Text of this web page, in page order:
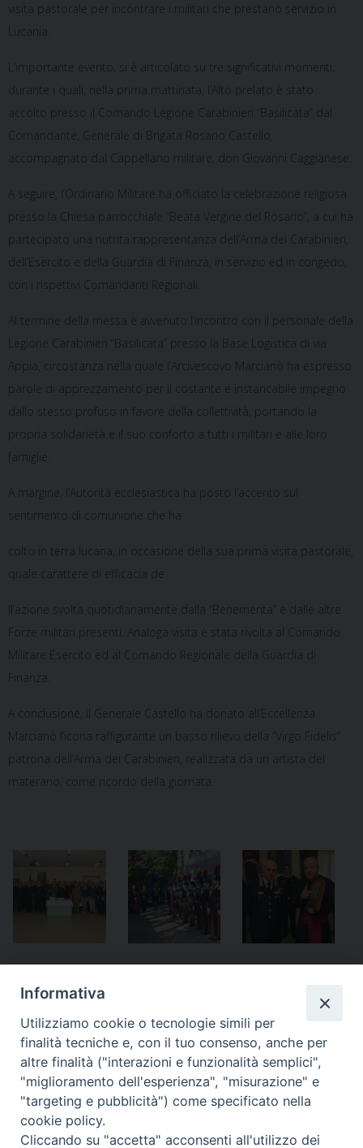
visita pastorale per incontrare i militari che prestano servizio in
Lucania.
L’importante evento, si è articolato su tre significativi momenti,
durante i quali, nella prima mattinata, l’Alto prelato è stato
accolto presso il Comando Legione Carabinieri “Basilicata” dal
Comandante, Generale di Brigata Rosario Castello,
accompagnato dal Cappellano militare, don Giovanni Caggianese.
A seguire, l’Ordinario Militare ha officiato la celebrazione religiosa
presso la Chiesa parrocchiale “Beata Vergine del Rosario”, a cui ha
partecipato una nutrita rappresentanza dell’Arma dei Carabinieri,
dell’Esercito e della Guardia di Finanza, in servizio ed in congedo,
con i rispettivi Comandanti Regionali.
Al termine della messa è avvenuto l’incontro con il personale della
Legione Carabinieri “Basilicata” presso la Base Logistica di via
Appia, circostanza nella quale l’Arcivescovo Marcianò ha espresso
parole di apprezzamento per il costante e instancabile impegno
dallo stesso profuso in favore della collettività, portando la
propria solidarietà e il suo conforto a tutti i militari e alle loro
famiglie.
A margine, l’Autorità ecclesiastica ha posto l’accento sul
sentimento di comunione che ha
colto in terra lucana, in occasione della sua prima visita pastorale,
quale carattere di efficacia de
ll’azione svolta quotidianamente dalla “Benemerita” e dalle altre
Forze militari presenti. Analoga visita è stata rivolta al Comando
Militare Esercito ed al Comando Regionale della Guardia di
Finanza.
A conclusione, il Generale Castello ha donato all’Eccellenza
Marcianò l’icona raffigurante un basso rilievo della “Virgo Fidelis”
patrona dell’Arma dei Carabinieri, realizzata da un artista del
materano, come ricordo della giornata.
Ottobre, mese dedicato alle
missioni – Lettera di padre
Faraci, Direttore dell’Ufficio
Missionario
Salerno – Visita del Patriarca
di Antiochia a Salerno e Amalfi
Informativa
Utilizziamo cookie o tecnologie simili per
finalità tecniche e, con il tuo consenso, anche per
altre finalità ("interazioni e funzionalità semplici",
"miglioramento dell'esperienza", "misurazione" e
"targeting e pubblicità") come specificato nella
cookie policy.
Cliccando su "accetta" acconsenti all'utilizzo dei